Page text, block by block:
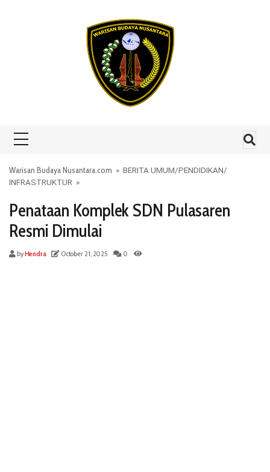
Warisan Budaya Nusantara.com » BERITA UMUM/PENDIDIKAN/
INFRASTRUKTUR »
Penataan Komplek SDN Pulasaren
Resmi Dimulai
byHendra October 21, 2025 0